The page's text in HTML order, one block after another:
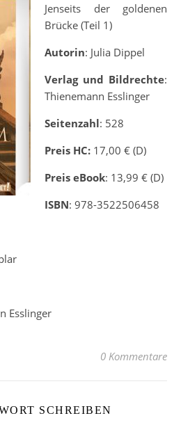
Jenseits der goldenen
Brücke (Teil 1)
Autorin: Julia Dippel
Verlag und Bildrechte:
Thienemann Esslinger
Seitenzahl: 528
Preis HC: 17,00 € (D)
Preis eBook: 13,99 € (D)
ISBN: 978-3522506458
Esslinger
0 Kommentare
SCHREIBEN